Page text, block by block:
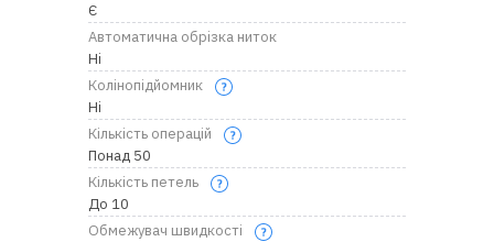
Є
Автоматична обрізка ниток
Ні
Колінопідйомник
Ні
Кількість операцій
Понад 50
Кількість петель
До 10
Обмежувач швидкості